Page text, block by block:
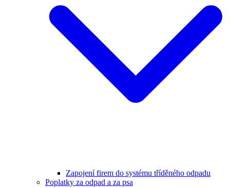
Zapojení firem do systému tříděného odpadu
Poplatky za odpad a za psa